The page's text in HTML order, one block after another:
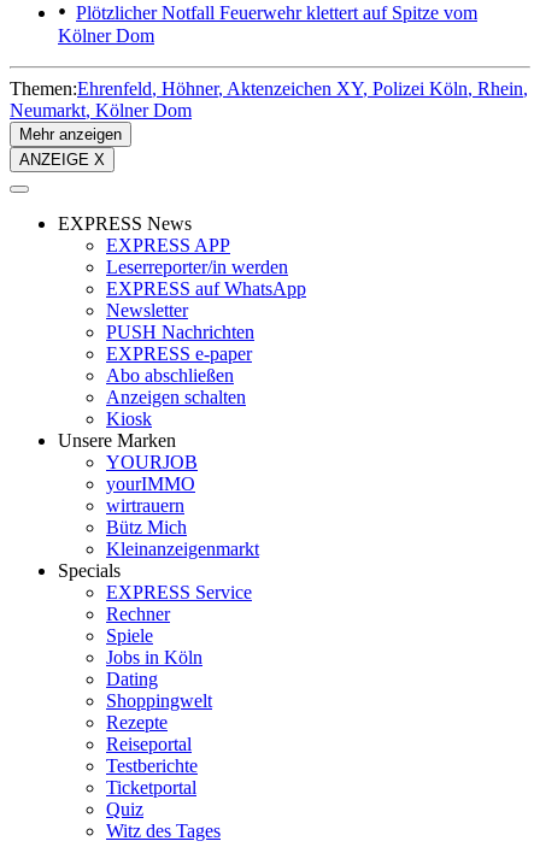
Plötzlicher Notfall Feuerwehr klettert auf Spitze vom
Kölner Dom
Themen:Ehrenfeld Höhner Aktenzeichen XY Polizei Köln Rhein
Neumarkt Kölner Dom
Mehr anzeigen
ANZEIGE X
EXPRESS News
EXPRESS APP
Leserreporter/in werden
EXPRESS auf WhatsApp
Newsletter
PUSH Nachrichten
EXPRESS e-paper
Abo abschließen
Anzeigen schalten
Kiosk
Unsere Marken
YOURJOB
yourIMMO
wirtrauern
Bütz Mich
Kleinanzeigenmarkt
Specials
EXPRESS Service
Rechner
Spiele
Jobs in Köln
Dating
Shoppingwelt
Rezepte
Reiseportal
Testberichte
Ticketportal
Quiz
Witz des Tages